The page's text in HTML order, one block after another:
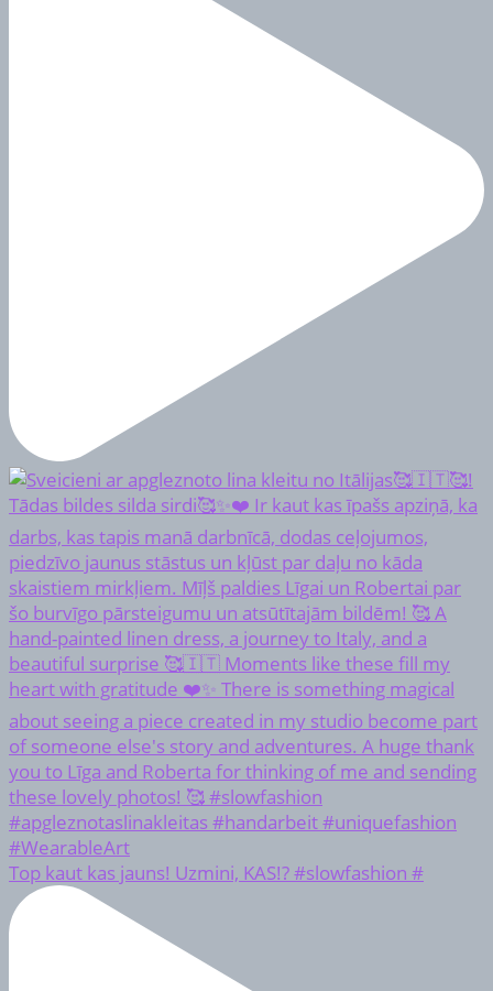
Top kaut kas jauns! Uzmini, KAS!? #slowfashion #